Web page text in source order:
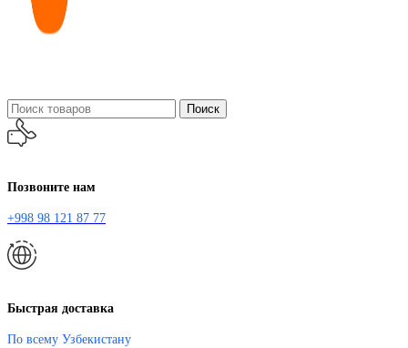
Поиск
Позвоните нам
+998 98 121 87 77
Быстрая доставка
По всему Узбекистану